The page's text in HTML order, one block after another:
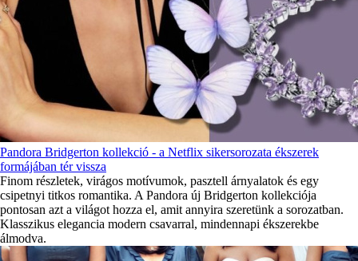
Pandora Bridgerton kollekció - a Netflix sikersorozata ékszerek
formájában tér vissza
Finom részletek, virágos motívumok, pasztell árnyalatok és egy
csipetnyi titkos romantika. A Pandora új Bridgerton kollekciója
pontosan azt a világot hozza el, amit annyira szeretünk a sorozatban.
Klasszikus elegancia modern csavarral, mindennapi ékszerekbe
álmodva.